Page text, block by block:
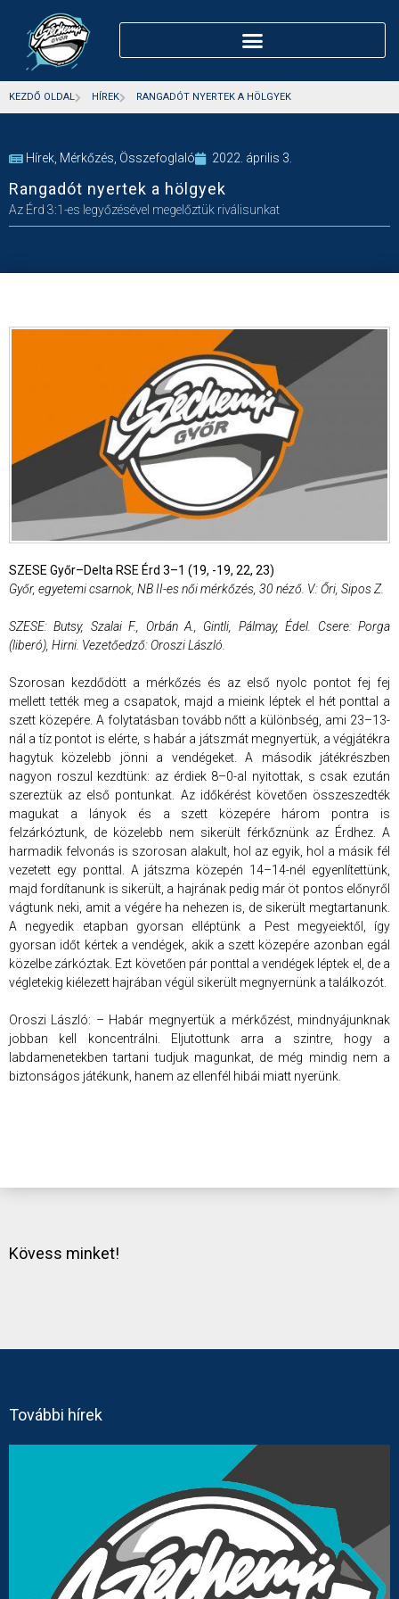
KEZDŐ OLDAL HÍREK RANGADÓT NYERTEK A HÖLGYEK
Hírek Mérkőzés Összefoglaló 2022. április 3.
Rangadót nyertek a hölgyek
Az Érd 3:1-es legyőzésével megelőztük riválisunkat
SZESE Győr–Delta RSE Érd 3–1 (19, -19, 22, 23)
Győr, egyetemi csarnok, NB II-es női mérkőzés, 30 néző. V.: Őri, Sipos Z.
SZESE: Butsy, Szalai F., Orbán A., Gintli, Pálmay, Édel. Csere: Porga
(liberó), Hirni. Vezetőedző: Oroszi László.
Szorosan kezdődött a mérkőzés és az első nyolc pontot fej fej
mellett tették meg a csapatok, majd a mieink léptek el hét ponttal a
szett közepére. A folytatásban tovább nőtt a különbség, ami 23–13-
nál a tíz pontot is elérte, s habár a játszmát megnyertük, a végjátékra
hagytuk közelebb jönni a vendégeket. A második játékrészben
nagyon roszul kezdtünk: az érdiek 8–0-al nyitottak, s csak ezután
szereztük az első pontunkat. Az időkérést követően összeszedték
magukat a lányok és a szett közepére három pontra is
felzárkóztunk, de közelebb nem sikerült férkőznünk az Érdhez. A
harmadik felvonás is szorosan alakult, hol az egyik, hol a másik fél
vezetett egy ponttal. A játszma közepén 14–14-nél egyenlítettünk,
majd fordítanunk is sikerült, a hajrának pedig már öt pontos előnyről
vágtunk neki, amit a végére ha nehezen is, de sikerült megtartanunk.
A negyedik etapban gyorsan elléptünk a Pest megyeiektől, így
gyorsan időt kértek a vendégek, akik a szett közepére azonban egál
közelbe zárkóztak. Ezt követően pár ponttal a vendégek léptek el, de a
végletekig kiélezett hajrában végül sikerült megnyernünk a találkozót.
Oroszi László: – Habár megnyertük a mérkőzést, mindnyájunknak
jobban kell koncentrálni. Eljutottunk arra a szintre, hogy a
labdamenetekben tartani tudjuk magunkat, de még mindig nem a
biztonságos játékunk, hanem az ellenfél hibái miatt nyerünk.
Kövess minket!
További hírek